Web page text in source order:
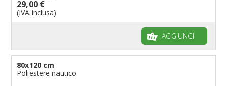
29,00 €
(IVA inclusa)
AGGIUNGI
80x120 cm
Poliestere nautico